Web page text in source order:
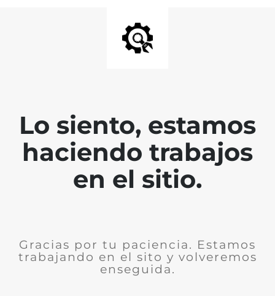
Lo siento, estamos
haciendo trabajos
en el sitio.
Gracias por tu paciencia. Estamos
trabajando en el sito y volveremos
enseguida.